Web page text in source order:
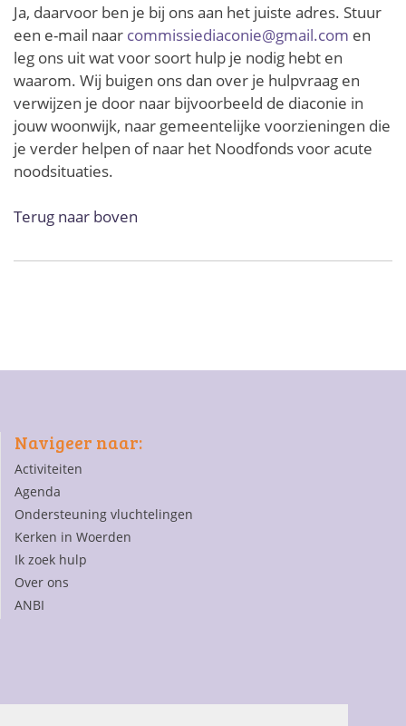
Ja, daarvoor ben je bij ons aan het juiste adres. Stuur
een e-mail naar commissiediaconie@gmail.com en
leg ons uit wat voor soort hulp je nodig hebt en
waarom. Wij buigen ons dan over je hulpvraag en
verwijzen je door naar bijvoorbeeld de diaconie in
jouw woonwijk, naar gemeentelijke voorzieningen die
je verder helpen of naar het Noodfonds voor acute
noodsituaties.
Terug naar boven
Navigeer naar:
Activiteiten
Agenda
Ondersteuning vluchtelingen
Kerken in Woerden
Ik zoek hulp
Over ons
ANBI